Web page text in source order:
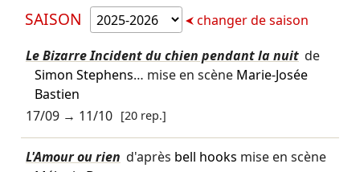
SAISON changer de saison
Le Bizarre Incident du chien pendant la nuit de
Simon Stephens… mise en scène Marie-Josée
Bastien
17/09→ 11/10 [20 rep.]
L'Amour ou rien d'après bell hooks mise en scène